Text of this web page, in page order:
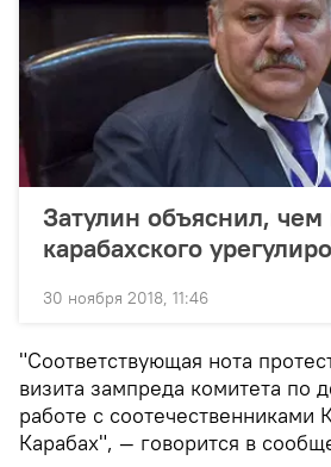
Затулин объяснил, чем
карабахского
30 ноября 2018, 11:46
"Соответствующая нота
визита зампреда комитета по
работе с соотечественниками
Карабах", — говорится в